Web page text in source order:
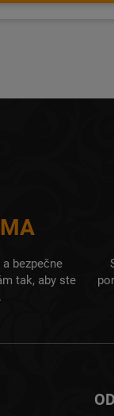
bezpečne
tak, aby ste